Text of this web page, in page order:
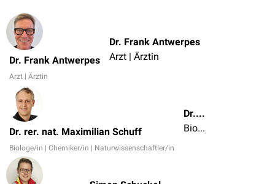
Dr. Frank Antwerpes
Arzt | Ärztin
Dr. Frank Antwerpes
Arzt | Ärztin
Dr. rer. nat. Maximilian Schuff
Biologe/in | Chemiker/in | Naturwissenschaftler/in
Dr. rer. nat. Maximilian Schuff
Biologe/in | Chemiker/in | Naturwissenschaftler/in